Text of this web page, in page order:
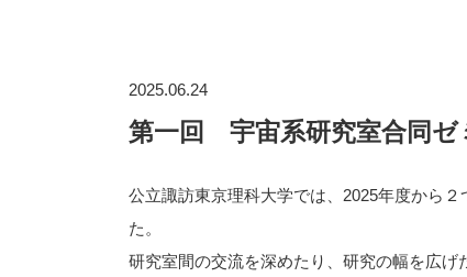
2025.06.24
第一回 宇宙系研究室合同ゼ
公立諏訪東京理科大学では、2025年度から
た。
研究室間の交流を深めたり、研究の幅を広